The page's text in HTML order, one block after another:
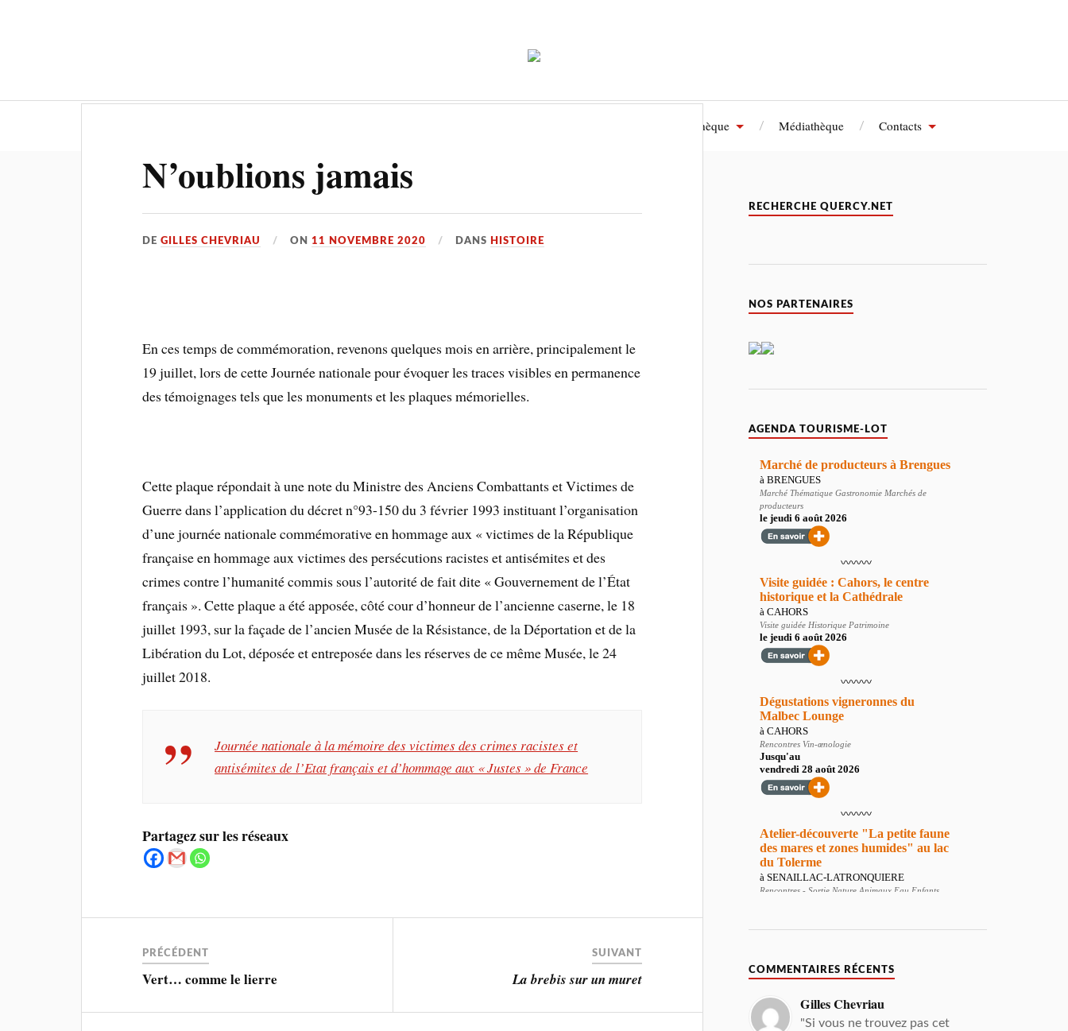
Bibliothèque Médiathèque Contacts
N’oublions jamais
DEGILLES CHEVRIAU ON11 NOVEMBRE 2020 DANS HISTOIRE
En ces temps de commémoration, revenons quelques mois en arrière, principalement le
19 juillet, lors de cette Journée nationale pour évoquer les traces visibles en permanence
des témoignages tels que les monuments et les plaques mémorielles.
Cette plaque répondait à une note du Ministre des Anciens Combattants et Victimes de
Guerre dans l’application du décret n°93-150 du 3 février 1993 instituant l’organisation
d’une journée nationale commémorative en hommage aux « victimes de la République
française en hommage aux victimes des persécutions racistes et antisémites et des
crimes contre l’humanité commis sous l’autorité de fait dite « Gouvernement de l’État
français ». Cette plaque a été apposée, côté cour d’honneur de l’ancienne caserne, le 18
juillet 1993, sur la façade de l’ancien Musée de la Résistance, de la Déportation et de la
Libération du Lot, déposée et entreposée dans les réserves de ce même Musée, le 24
juillet 2018.
Journée nationale à la mémoire des victimes des crimes racistes et
antisémites de l’Etat français et d’hommage aux « Justes » de France
Partagez sur les réseaux
PRÉCÉDENT
Vert… comme le lierre
SUIVANT
La brebis sur un muret
RECHERCHE QUERCY.NET
NOS PARTENAIRES
AGENDA TOURISME-LOT
COMMENTAIRES RÉCENTS
Gilles Chevriau
"Si vous ne trouvez pas cet